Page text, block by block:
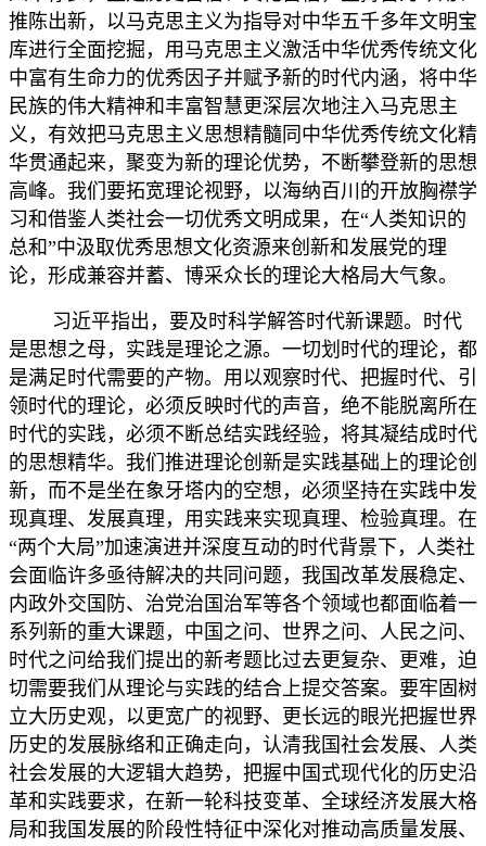
推陈出新，以马克思主义为指导对中华五千多年文明宝
库进行全面挖掘，用马克思主义激活中华优秀传统文化
中富有生命力的优秀因子并赋予新的时代内涵，将中华
民族的伟大精神和丰富智慧更深层次地注入马克思主
义，有效把马克思主义思想精髓同中华优秀传统文化精
华贯通起来，聚变为新的理论优势，不断攀登新的思想
高峰。我们要拓宽理论视野，以海纳百川的开放胸襟学
习和借鉴人类社会一切优秀文明成果，在“人类知识的
总和”中汲取优秀思想文化资源来创新和发展党的理
论，形成兼容并蓄、博采众长的理论大格局大气象。
习近平指出，要及时科学解答时代新课题。时代
是思想之母，实践是理论之源。一切划时代的理论，都
是满足时代需要的产物。用以观察时代、把握时代、引
领时代的理论，必须反映时代的声音，绝不能脱离所在
时代的实践，必须不断总结实践经验，将其凝结成时代
的思想精华。我们推进理论创新是实践基础上的理论创
新，而不是坐在象牙塔内的空想，必须坚持在实践中发
现真理、发展真理，用实践来实现真理、检验真理。在
“两个大局”加速演进并深度互动的时代背景下，人类社
会面临许多亟待解决的共同问题，我国改革发展稳定、
内政外交国防、治党治国治军等各个领域也都面临着一
系列新的重大课题，中国之问、世界之问、人民之问、
时代之问给我们提出的新考题比过去更复杂、更难，迫
切需要我们从理论与实践的结合上提交答案。要牢固树
立大历史观，以更宽广的视野、更长远的眼光把握世界
历史的发展脉络和正确走向，认清我国社会发展、人类
社会发展的大逻辑大趋势，把握中国式现代化的历史沿
革和实践要求，在新一轮科技变革、全球经济发展大格
局和我国发展的阶段性特征中深化对推动高质量发展、